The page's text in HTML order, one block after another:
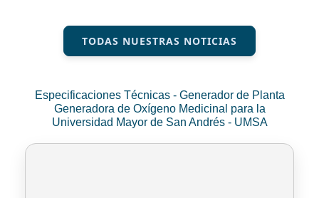
TODAS NUESTRAS NOTICIAS
Especificaciones Técnicas - Generador de Planta
Generadora de Oxígeno Medicinal para la
Universidad Mayor de San Andrés - UMSA